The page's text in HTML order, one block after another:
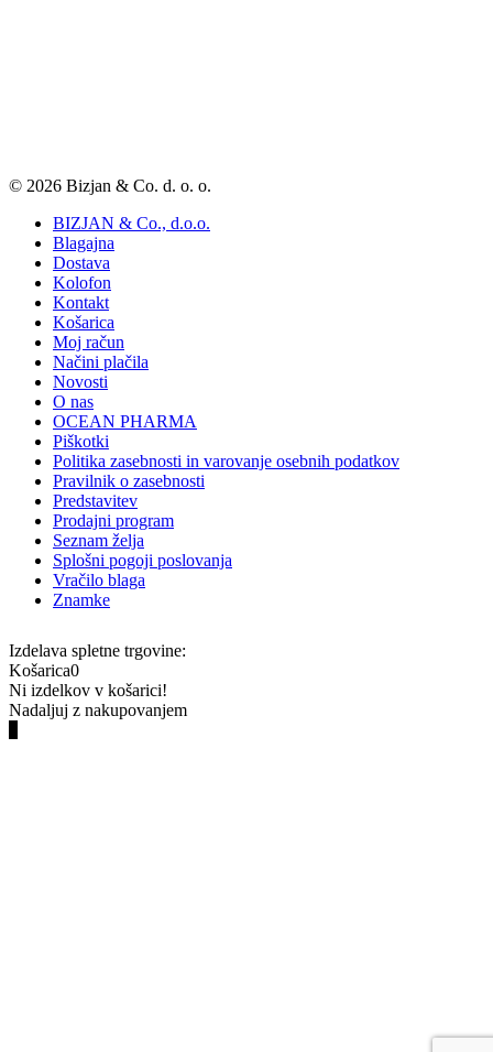
© 2026 Bizjan & Co. d. o. o.
BIZJAN & Co., d.o.o.
Blagajna
Dostava
Kolofon
Kontakt
Košarica
Moj račun
Načini plačila
Novosti
O nas
OCEAN PHARMA
Piškotki
Politika zasebnosti in varovanje osebnih podatkov
Pravilnik o zasebnosti
Predstavitev
Prodajni program
Seznam želja
Splošni pogoji poslovanja
Vračilo blaga
Znamke
Izdelava spletne trgovine:
Košarica0
Ni izdelkov v košarici!
Nadaljuj z nakupovanjem